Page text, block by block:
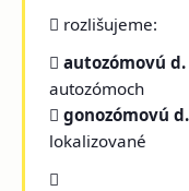
 rozlišujeme:
autozómovú d.
autozómoch
gonozómovú
lokalizované
